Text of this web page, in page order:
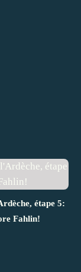
étape 5:
Fahlin!